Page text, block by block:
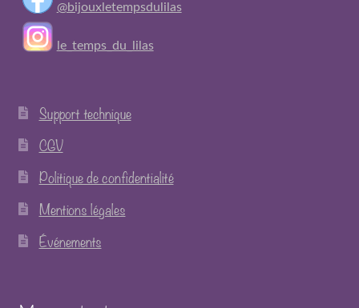
@bijouxletempsdulilas
le_temps_du_lilas
Support technique
CGV
Politique de confidentialité
Mentions légales
Événements